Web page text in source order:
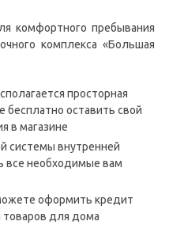
комфортного пребывания
комплекса «Большая
просторная
бесплатно оставить свой
в магазине
системы внутренней
все необходимые вам
оформить кредит
товаров для дома